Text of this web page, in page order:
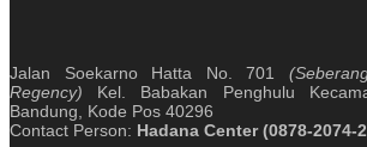
Jalan Soekarno Hatta No. 701
Regency) Kel. Babakan Penghulu
Bandung, Kode Pos 40296
Contact Person: Hadana Center (0878-2074-